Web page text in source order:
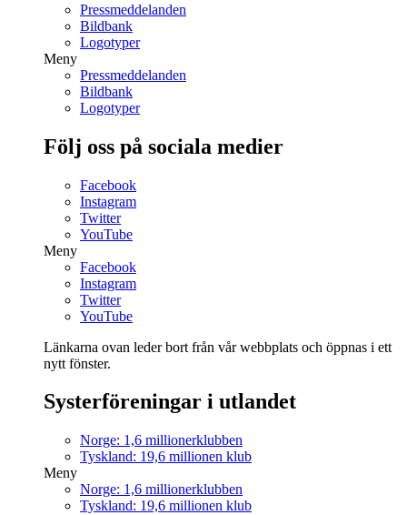
Pressmeddelanden
Bildbank
Logotyper
Meny
Pressmeddelanden
Bildbank
Logotyper
Följ oss på sociala medier
Facebook
Instagram
Twitter
YouTube
Meny
Facebook
Instagram
Twitter
YouTube
Länkarna ovan leder bort från vår webbplats och öppnas i ett
nytt fönster.
Systerföreningar i utlandet
Norge: 1,6 millionerklubben
Tyskland: 19,6 millionen klub
Meny
Norge: 1,6 millionerklubben
Tyskland: 19,6 millionen klub